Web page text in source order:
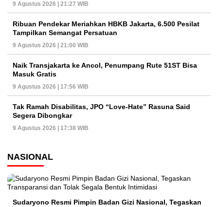
9 Agustus 2026 | 21:27 WIB
Ribuan Pendekar Meriahkan HBKB Jakarta, 6.500 Pesilat
Tampilkan Semangat Persatuan
9 Agustus 2026 | 21:00 WIB
Naik Transjakarta ke Ancol, Penumpang Rute 51ST Bisa
Masuk Gratis
9 Agustus 2026 | 17:56 WIB
Tak Ramah Disabilitas, JPO “Love-Hate” Rasuna Said
Segera Dibongkar
9 Agustus 2026 | 17:38 WIB
NASIONAL
Sudaryono Resmi Pimpin Badan Gizi Nasional, Tegaskan